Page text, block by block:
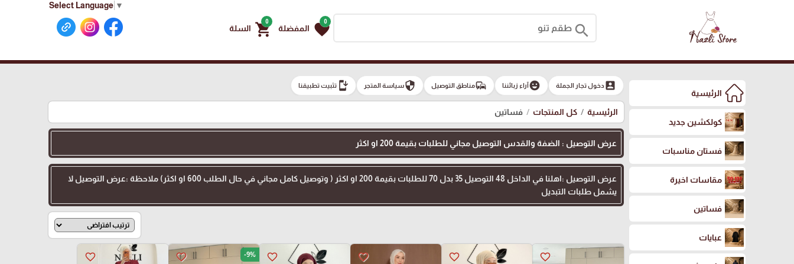
Select Language ▼
search
0
favorite المفضلة
0
shopping_cart السلة
الرئيسية
كولكشين جديد
فستان مناسبات
مقاسات اخيرة
فساتين
عبايات
account_boxدخول تجار الجملة emoji_emotionsآراء زبائننا commuteمناطق التوصيل securityسياسة المتجر install_mobileتثبيت تطبيقنا
الرئيسية كل المنتجات فساتين
عرض التوصيل : الضفة والقدس التوصيل مجاني للطلبات بقيمة 200 او اكثر
عرض التوصيل :اهلنا في الداخل 48 التوصيل 35 بدل 70 للطلبات بقيمة 200 او اكثر ( وتوصيل كامل مجاني في حال الطلب 600 او اكثر) ملاحظة :عرض التوصيل لا
يشمل طلبات التبديل
favorite_border
favorite_border
favorite_border
favorite_border
favorite_border -9%
favorite_border